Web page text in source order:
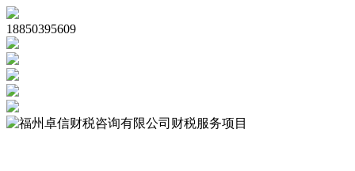
18850395609